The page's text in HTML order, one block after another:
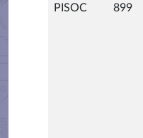
PISOC 899